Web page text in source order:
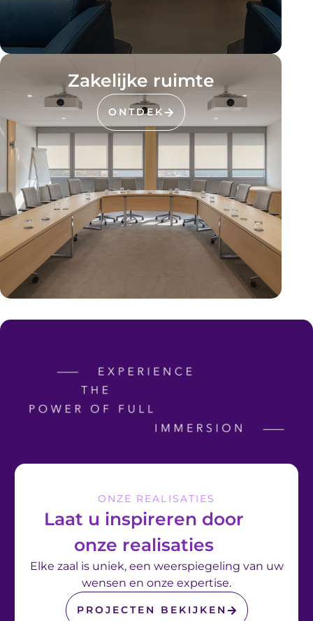
Zakelijke ruimte
ONTDEK
ONZE REALISATIES
Laat u inspireren door
onze realisaties
Elke zaal is uniek, een weerspiegeling van uw
wensen en onze expertise.
PROJECTEN BEKIJKEN